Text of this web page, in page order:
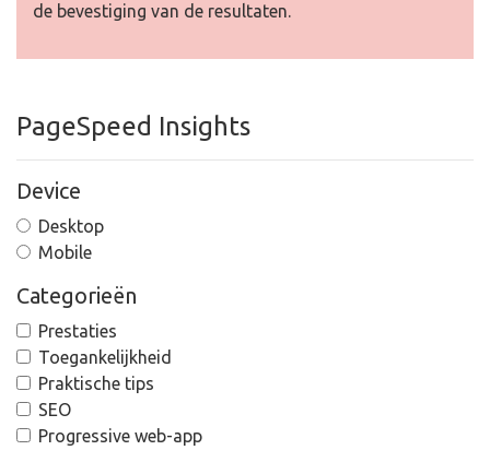
de bevestiging van de resultaten.
PageSpeed Insights
Device
Desktop
Mobile
Categorieën
Prestaties
Toegankelijkheid
Praktische tips
SEO
Progressive web-app